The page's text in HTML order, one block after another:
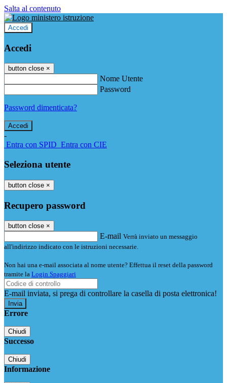
Salta al contenuto
Accedi
Accedi
button close ×
Nome Utente
Password
Password dimenticata?
-
Entra con SPID Entra con CIE
Seleziona utente
button close ×
Recupero password
button close ×
E-mail Verrà inviato un messaggio
all'indirizzo indicato con le istruzioni necessarie.
Non hai una e-mail associata al nome utente? Effettua il reset della password
tramite la Login Spaggiari
E-mail inviata, si prega di controllare la casella di posta elettronica!
Errore
Chiudi
Successo
Chiudi
Informazione